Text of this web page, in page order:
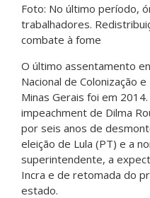
Foto: No último período,
trabalhadores.
combate à fome
O último assentamento
Nacional de Colonização
Minas Gerais foi em
impeachment de Dilma
por seis anos de
eleição de Lula (PT) e a
superintendente, a
Incra e de retomada do
estado.